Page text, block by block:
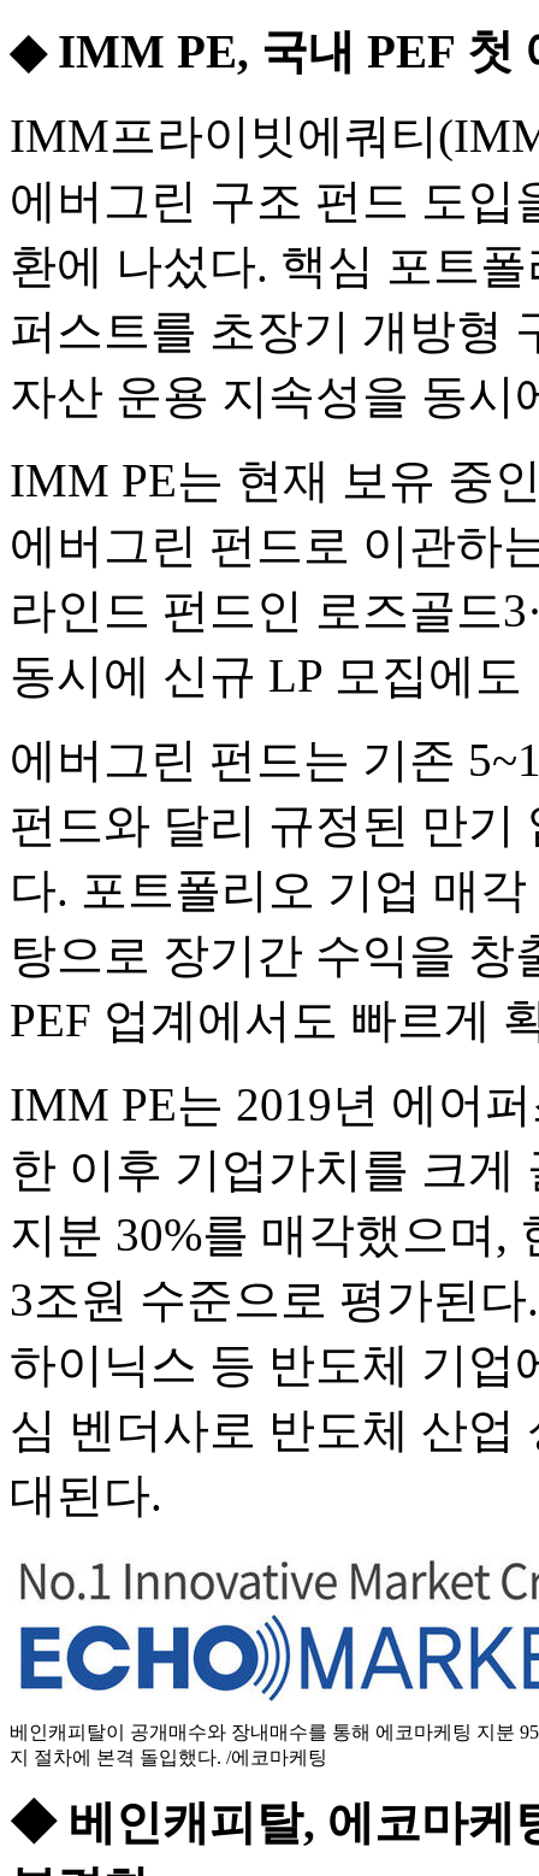
◆ IMM PE, 국내 PEF 첫
IMM프라이빗에쿼티
에버그린 구조 펀드 도입
환에 나섰다. 핵심 포트
퍼스트를 초장기 개방형
자산 운용 지속성을 동시
IMM PE는 현재 보유 중
에버그린 펀드로 이관하
라인드 펀드인 로즈골드
동시에 신규 LP 모집에
에버그린 펀드는 기존
펀드와 달리 규정된 만기
다. 포트폴리오 기업 매
탕으로 장기간 수익을
PEF 업계에서도 빠르게
IMM PE는 2019년 에어
한 이후 기업가치를 크게
지분 30%를 매각했으며,
3조원 수준으로 평가된
하이닉스 등 반도체 기업
심 벤더사로 반도체 산업
대된다.
베인캐피탈이 공개매수와 장내매수를 통해 에코마케팅 지분
지 절차에 본격 돌입했다. /에코마케팅
◆ 베인캐피탈, 에코마케